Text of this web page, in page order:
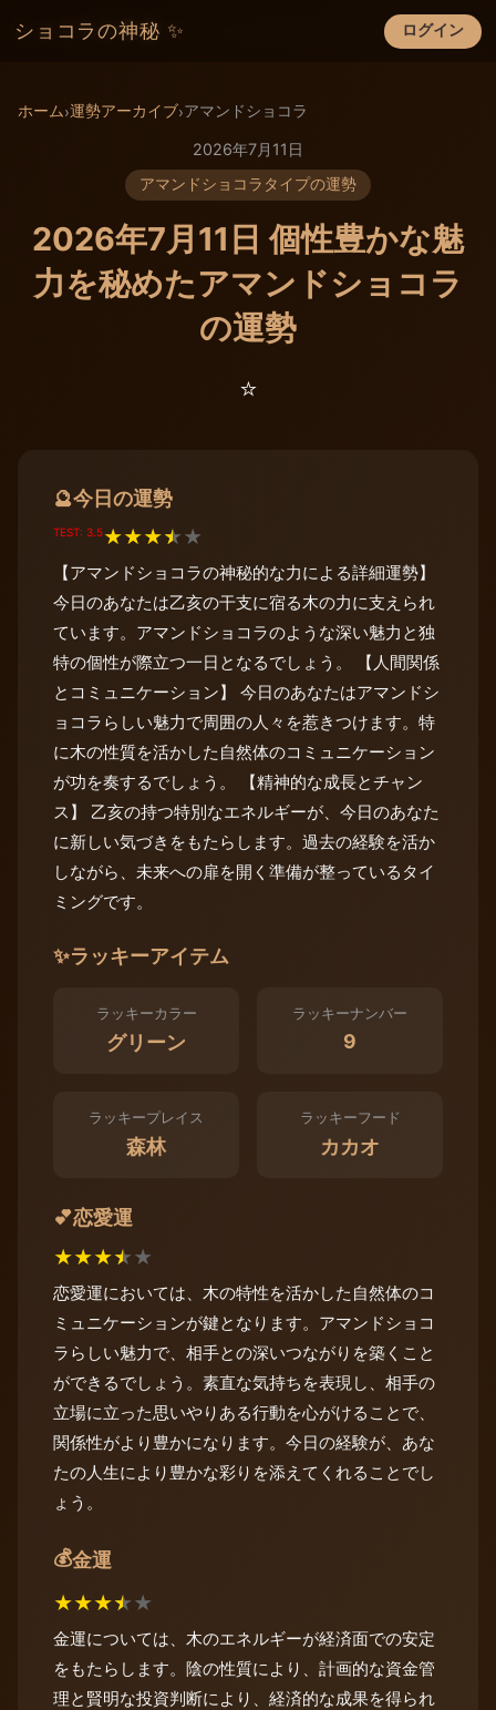
ショコラの神秘 ✨ ログイン
×
ホーム›運勢アーカイブ›アマンドショコラ
2026年7月11日
アマンドショコラタイプの運勢
2026年7月11日 個性豊かな魅
力を秘めたアマンドショコラ
の運勢
⭐️
🔮今日の運勢
TEST: 3.5★★★★★
【アマンドショコラの神秘的な力による詳細運勢】
今日のあなたは乙亥の干支に宿る木の力に支えられ
ています。アマンドショコラのような深い魅力と独
特の個性が際立つ一日となるでしょう。 【人間関係
とコミュニケーション】 今日のあなたはアマンドシ
ョコラらしい魅力で周囲の人々を惹きつけます。特
に木の性質を活かした自然体のコミュニケーション
が功を奏するでしょう。 【精神的な成長とチャン
ス】 乙亥の持つ特別なエネルギーが、今日のあなた
に新しい気づきをもたらします。過去の経験を活か
しながら、未来への扉を開く準備が整っているタイ
ミングです。
✨ラッキーアイテム
ラッキーカラー
グリーン
ラッキーナンバー
9
ラッキープレイス
森林
ラッキーフード
カカオ
💕恋愛運
★★★★★
恋愛運においては、木の特性を活かした自然体のコ
ミュニケーションが鍵となります。アマンドショコ
ラらしい魅力で、相手との深いつながりを築くこと
ができるでしょう。素直な気持ちを表現し、相手の
立場に立った思いやりある行動を心がけることで、
関係性がより豊かになります。今日の経験が、あな
たの人生により豊かな彩りを添えてくれることでし
ょう。
💰金運
★★★★★
金運については、木のエネルギーが経済面での安定
をもたらします。陰の性質により、計画的な資金管
理と賢明な投資判断により、経済的な成果を得られ